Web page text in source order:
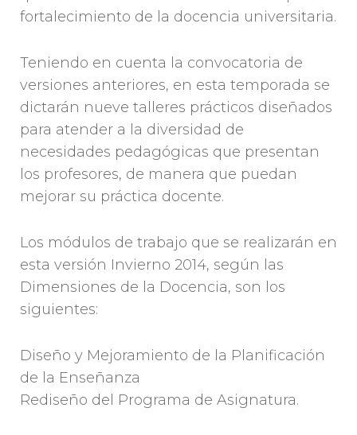
fortalecimiento de la docencia universitaria.
Teniendo en cuenta la convocatoria de
versiones anteriores, en esta temporada se
dictarán nueve talleres prácticos diseñados
para atender a la diversidad de
necesidades pedagógicas que presentan
los profesores, de manera que puedan
mejorar su práctica docente.
Los módulos de trabajo que se realizarán en
esta versión Invierno 2014, según las
Dimensiones de la Docencia, son los
siguientes:
Diseño y Mejoramiento de la Planificación
de la Enseñanza
Rediseño del Programa de Asignatura.